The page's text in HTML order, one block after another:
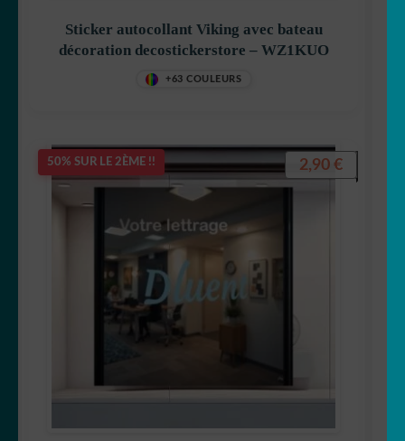
Sticker autocollant Viking avec bateau
décoration decostickerstore – WZ1KUO
+63 COULEURS
50% SUR LE 2ÈME !! 2,90 €